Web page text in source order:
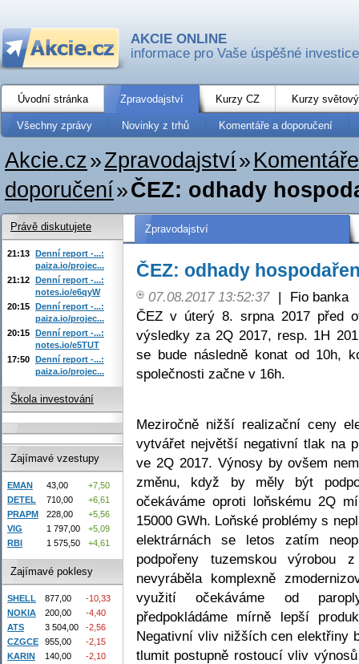
AKCIE ONLINE
informace pro Vaše úspěšné investice
Úvodní stránka Zpravodajství Kurzy CZ Kurzy
Všechny zprávy Novinky z trhů Komentáře a doporučení
Akcie.cz»Zpravodajství»
doporučení»ČEZ: odhady
Zpravodajství
ČEZ: odhady
07.08.2017 13:52:37 |
Fio banka
ČEZ v úterý 8. srpna 2017 před
výsledky za 2Q 2017, resp. 1H
se bude následně konat od 10h,
společnosti začne v 16h.
Meziročně nižší realizační ceny
vytvářet největší negativní tlak na
ve 2Q 2017. Výnosy by ovšem
změnu, když by měly být
očekáváme oproti loňskému 2Q
15000 GWh. Loňské problémy s
elektrárnách se letos zatím
podpořeny tuzemskou
nevyráběla komplexně
využití očekáváme od
předpokládáme mírně lepší
Negativní vliv nižších cen elektřiny
tlumit postupně rostoucí vliv
Právě diskutujete
21:13 Denní report -...:
paiza.io/projec...
21:12 Denní report -...:
notes.io/e6qyW
20:15 Denní report -...:
paiza.io/projec...
20:15 Denní report -...:
notes.io/e5TUT
17:50 Denní report -...:
paiza.io/projec...
Škola investování
Zajímavé vzestupy
EMAN 43,00
+7,50
DETEL
710,00
+6,61
PRAPM
228,00
+5,56
VIG
1 797,00
+5,09
RBI
1 575,50 +4,61
Zajímavé poklesy
SHELL 877,00
-10,33
NOKIA
200,00
-4,40
ATS
3 504,00
-2,56
CZGCE
955,00
-2,15
KARIN
140,00 -2,10